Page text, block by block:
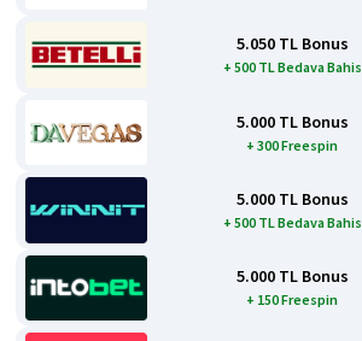
5.050 TL Bonus
+ 500 TL Bedava Bahis
5.000 TL Bonus
+ 300 Freespin
5.000 TL Bonus
+ 500 TL Bedava Bahis
5.000 TL Bonus
+ 150 Freespin